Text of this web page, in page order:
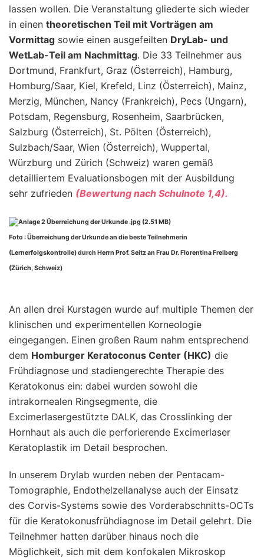
lassen wollen. Die Veranstaltung gliederte sich wieder
in einen theoretischen Teil mit Vorträgen am
Vormittag sowie einen ausgefeilten DryLab- und
WetLab-Teil am Nachmittag. Die 33 Teilnehmer aus
Dortmund, Frankfurt, Graz (Österreich), Hamburg,
Homburg/Saar, Kiel, Krefeld, Linz (Österreich), Mainz,
Merzig, München, Nancy (Frankreich), Pecs (Ungarn),
Potsdam, Regensburg, Rosenheim, Saarbrücken,
Salzburg (Österreich), St. Pölten (Österreich),
Sulzbach/Saar, Wien (Österreich), Wuppertal,
Würzburg und Zürich (Schweiz) waren gemäß
detailliertem Evaluationsbogen mit der Ausbildung
sehr zufrieden (Bewertung nach Schulnote 1,4).
Foto : Überreichung der Urkunde an die beste Teilnehmerin
(Lernerfolgskontrolle) durch Herrn Prof. Seitz an Frau Dr. Florentina Freiberg
(Zürich, Schweiz)
An allen drei Kurstagen wurde auf multiple Themen der
klinischen und experimentellen Korneologie
eingegangen. Einen großen Raum nahm entsprechend
dem Homburger Keratoconus Center (HKC) die
Frühdiagnose und stadiengerechte Therapie des
Keratokonus ein: dabei wurden sowohl die
intrakornealen Ringsegmente, die
Excimerlasergestützte DALK, das Crosslinking der
Hornhaut als auch die perforierende Excimerlaser
Keratoplastik im Detail besprochen.
In unserem Drylab wurden neben der Pentacam-
Tomographie, Endothelzellanalyse auch der Einsatz
des Corvis-Systems sowie des Vorderabschnitts-OCTs
für die Keratokonusfrühdiagnose im Detail gelehrt. Die
Teilnehmer hatten darüber hinaus noch die
Möglichkeit, sich mit dem konfokalen Mikroskop